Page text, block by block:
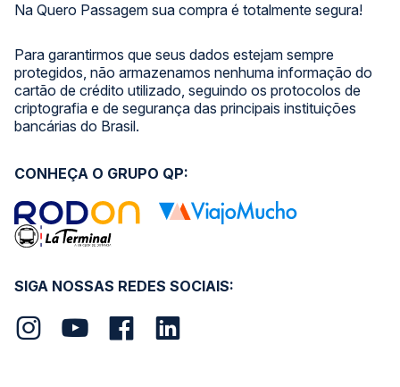
Na Quero Passagem sua compra é totalmente segura!
Para garantirmos que seus dados estejam sempre
protegidos, não armazenamos nenhuma informação do
cartão de crédito utilizado, seguindo os protocolos de
criptografia e de segurança das principais instituições
bancárias do Brasil.
SIGA NOSSAS REDES SOCIAIS:
CONHEÇA O GRUPO QP: